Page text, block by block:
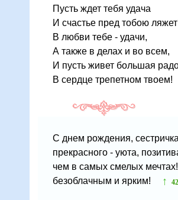
Пусть ждет тебя удача
И счастье пред тобою
В любви тебе - удачи,
А также в делах и во всем,
И пусть живет большая
В сердце трепетном твоем!
С днем рождения,
прекрасного - уюта,
чем в самых смелых
безоблачным и ярким!
↑ 42